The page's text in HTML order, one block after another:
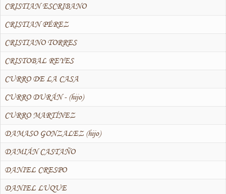
CRISTIAN ESCRIBANO
CRISTIAN PÉREZ
CRISTIANO TORRES
CRISTOBAL REYES
CURRO DE LA CASA
CURRO DURÁN - (hijo)
CURRO MARTÍNEZ
DAMASO GONZALEZ (hijo)
DAMIÁN CASTAÑO
DANIEL CRESPO
DANIEL LUQUE